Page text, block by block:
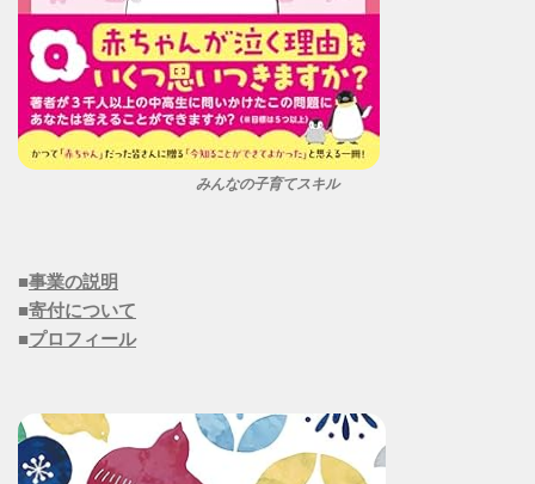
みんなの子育てスキル
■事業の説明
■寄付について
■プロフィール